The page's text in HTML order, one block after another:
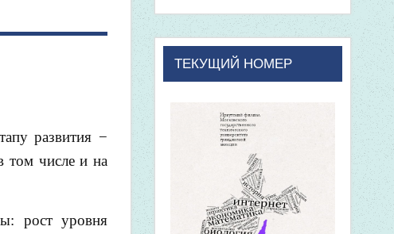
развития −
том числе и на
рост уровня
ТЕКУЩИЙ НОМЕР